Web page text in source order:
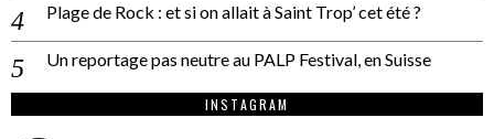
Plage de Rock : et si on allait à Saint Trop’ cet été ?
Un reportage pas neutre au PALP Festival, en Suisse
INSTAGRAM